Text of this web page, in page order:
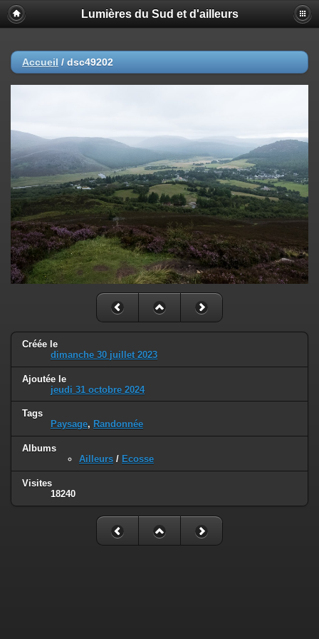
Lumières du Sud et d'ailleurs
Accueil / dsc49202
Créée le
dimanche 30 juillet 2023
Ajoutée le
jeudi 31 octobre 2024
Tags
Paysage, Randonnée
Albums
Ailleurs / Ecosse
Visites
18240